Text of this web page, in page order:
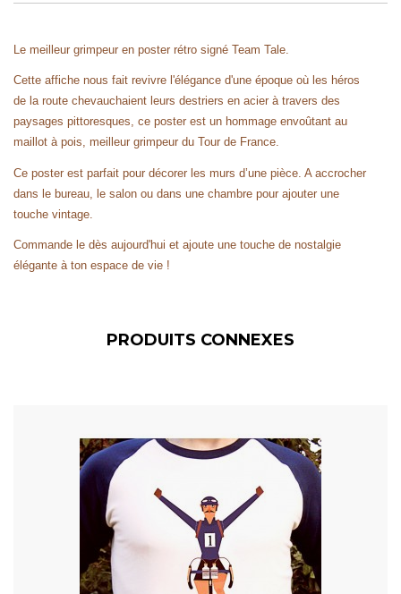
Le meilleur grimpeur en poster rétro signé Team Tale.
Cette affiche nous fait revivre l'élégance d'une époque où les héros
de la route chevauchaient leurs destriers en acier à travers des
paysages pittoresques, ce poster est un hommage envoûtant au
maillot à pois, meilleur grimpeur du Tour de France.
Ce poster est parfait pour décorer les murs d’une pièce. A accrocher
dans le bureau, le salon ou dans une chambre pour ajouter une
touche vintage.
Commande le dès aujourd'hui et ajoute une touche de nostalgie
élégante à ton espace de vie !
PRODUITS CONNEXES